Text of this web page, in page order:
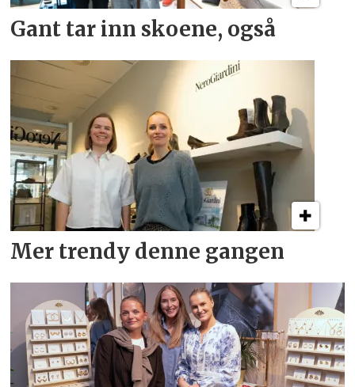
Gant tar inn skoene, også
Mer trendy denne gangen